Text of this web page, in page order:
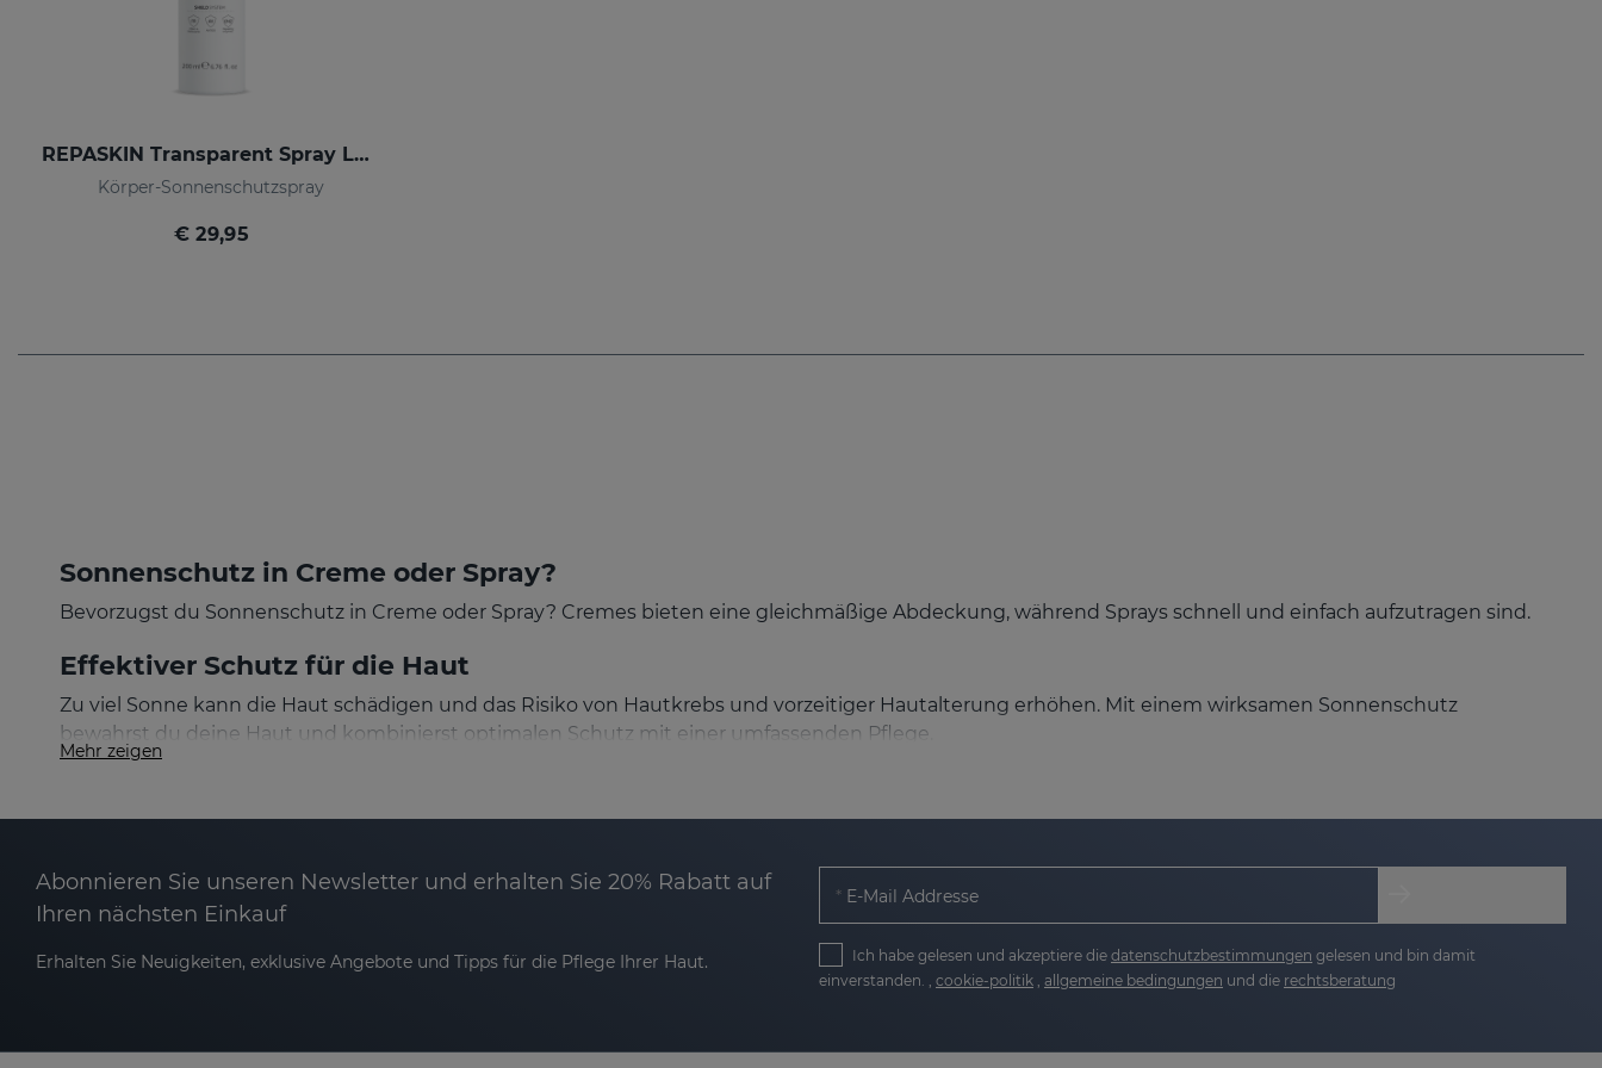
REPASKIN Transparent Spray LSF50
Körper-Sonnenschutzspray
€ 29,95
Sonnenschutz in Creme oder Spray?
Bevorzugst du Sonnenschutz in Creme oder Spray? Cremes bieten eine gleichmäßige Abdeckung, während Sprays schnell und einfach aufzutragen sind.
Effektiver Schutz für die Haut
Zu viel Sonne kann die Haut schädigen und das Risiko von Hautkrebs und vorzeitiger Hautalterung erhöhen. Mit einem wirksamen Sonnenschutz
bewahrst du deine Haut und kombinierst optimalen Schutz mit einer umfassenden Pflege.
Unsere Sonnenschutzprodukte bieten Breitbandschutz vor UVA- und UVB-Strahlen. Während UVA-Strahlen für vorzeitige Hautalterung verantwortlich
Häufige Fragen zu Sonnenschutzprodukten
Welcher Sonnenschutz ist der beste?
Mehr zeigen
Abonnieren Sie unseren Newsletter und erhalten Sie 20% Rabatt auf
Ihren nächsten Einkauf
Erhalten Sie Neuigkeiten, exklusive Angebote und Tipps für die Pflege Ihrer Haut.
E-Mail Addresse
Ich habe gelesen und akzeptiere die datenschutzbestimmungen gelesen und bin damit
einverstanden. , cookie-politik , allgemeine bedingungen und die rechtsberatung